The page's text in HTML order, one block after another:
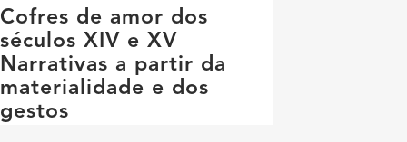
Cofres de amor dos
séculos XIV e XV
Narrativas a partir da
materialidade e dos
gestos